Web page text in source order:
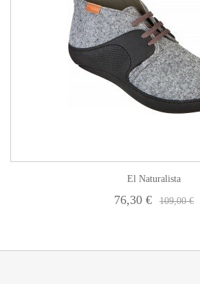
El Naturalista
76,30 € 109,00 €